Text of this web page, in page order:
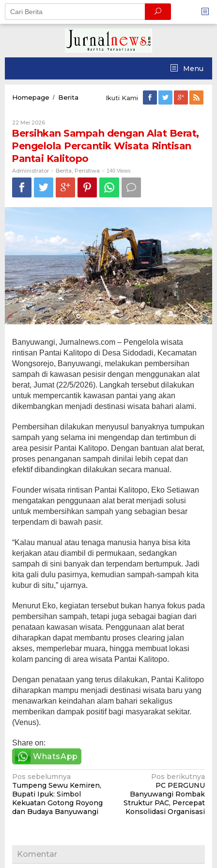
Skip
content
Menu
Homepage / Berita
Berat,
Pengelola
Percantik
Wisata
Kalitopo
Ikuti Kami
22 Mei 2026Oleh
Administrator
Bersihkan Sampah dengan Alat Berat,
Pengelola Percantik Wisata Rintisan
Pantai Kalitopo
Administrator - Berita, Peristiwa - 140 Views
Banyuwangi, Jurnalnews.com – Pengelola wisata
rintisan Pantai Kalitopo di Desa Sidodadi, Kecamatan
Wongsorejo, Banyuwangi, melakukan pembersihan
sampah di kawasan pesisir dengan menggunakan alat
berat, Jumat (22/5/2026). Langkah tersebut dilakukan
untuk mempercantik kawasan pantai yang akan
dikembangkan menjadi destinasi wisata bahari alami.
Pembersihan dilakukan menyusul banyaknya tumpukan
sampah yang selama ini mengendap dan tertimbun di
area pesisir Pantai Kalitopo. Dengan bantuan alat berat,
proses penanganan sampah dinilai lebih cepat dan
efektif dibandingkan dilakukan secara manual.
Founder wisata rintisan Pantai Kalitopo, Eko Setiawan
mengatakan penggunaan alat berat menjadi solusi
untuk membersihkan sampah yang sebagian besar
terpendam di bawah pasir.
“Kalau manual atau tenaga manusia hanya bisa kita
kerjakan atau diambil di permukaan, sedangkan
sampah di sini banyak dan terpendam bertumpuk. Jadi
kita gali dulu pasirnya, kemudian sampah-sampah kita
kubur di situ,” ujarnya.
Menurut Eko, kegiatan tersebut bukan hanya fokus pada
pembersihan sampah, tetapi juga sebagai bagian dari
penataan kawasan wisata. Penggunaan alat berat
diharapkan dapat membantu proses clearing jalan
akses, memperlebar muara, hingga membuat lokasi
kolam pancing di area wisata Pantai Kalitopo.
Dengan penataan yang terus dilakukan, Pantai Kalitopo
diharapkan mampu menjadi destinasi wisata baru yang
menawarkan keindahan alam bahari sekaligus
memberikan dampak positif bagi masyarakat sekitar.
(Venus).
Share on:
WhatsApp
Navigasi
pos
Pos sebelumnya
Tumpeng Sewu Kemiren,
Bupati Ipuk: Simbol
Kekuatan Gotong Royong
dan Budaya Banyuwangi
Pos berikutnya
PC PERGUNU
Banyuwangi Rombak
Struktur PAC, Percepat
Konsolidasi Organisasi
Komentar